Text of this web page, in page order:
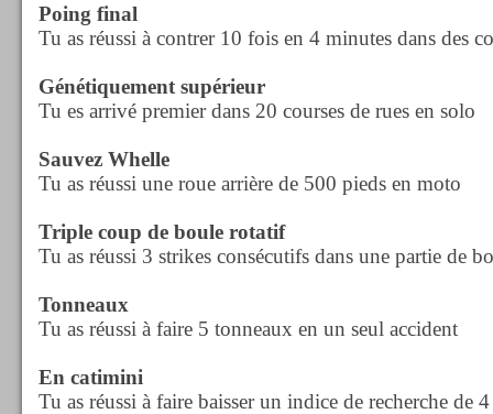
Poing final
Tu as réussi à contrer 10 fois en 4 minutes dans des
Génétiquement supérieur
Tu es arrivé premier dans 20 courses de rues en solo
Sauvez Whelle
Tu as réussi une roue arrière de 500 pieds en moto
Triple coup de boule rotatif
Tu as réussi 3 strikes consécutifs dans une partie de
Tonneaux
Tu as réussi à faire 5 tonneaux en un seul accident
En catimini
Tu as réussi à faire baisser un indice de recherche de